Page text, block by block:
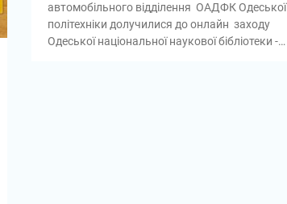
автомобільного відділення ОАДФК Одеської
політехніки долучилися до онлайн заходу
Одеської національної наукової бібліотеки -…